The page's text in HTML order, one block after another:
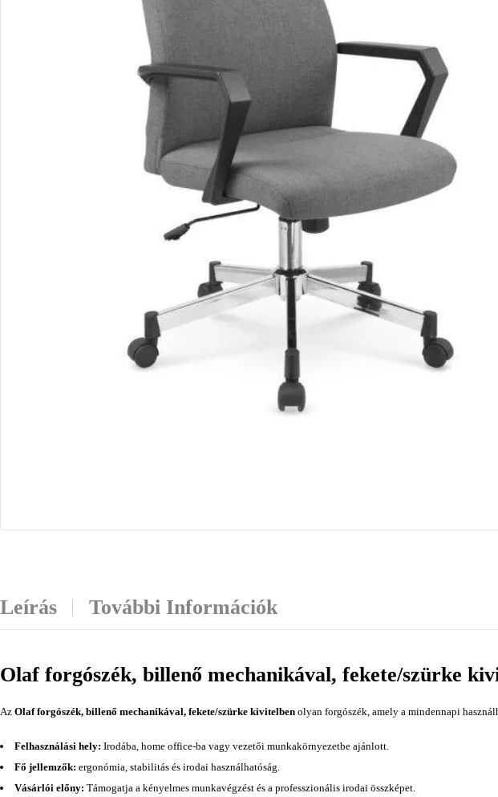
Leírás További Információk
Olaf forgószék, billenő mechanikával, fekete/szürke
Az Olaf forgószék, billenő mechanikával, fekete/szürke kivitelben olyan forgószék, amely a mindennapi
Felhasználási hely: Irodába, home office-ba vagy vezetői munkakörnyezetbe ajánlott.
Fő jellemzők: ergonómia, stabilitás és irodai használhatóság.
Vásárlói előny: Támogatja a kényelmes munkavégzést és a professzionális irodai összképet.